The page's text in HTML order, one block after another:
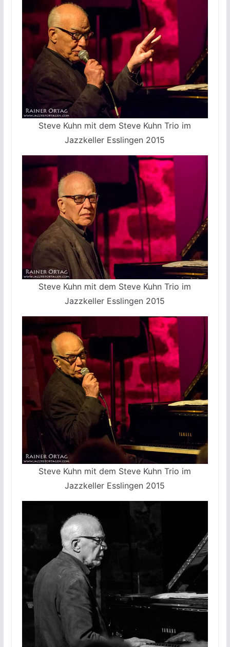
Steve Kuhn mit dem Steve Kuhn Trio im
Jazzkeller Esslingen 2015
Steve Kuhn mit dem Steve Kuhn Trio im
Jazzkeller Esslingen 2015
Steve Kuhn mit dem Steve Kuhn Trio im
Jazzkeller Esslingen 2015